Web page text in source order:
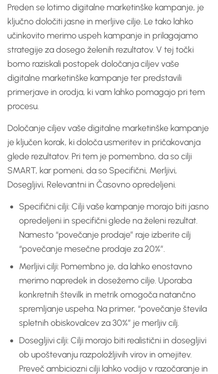
Preden se lotimo digitalne marketinške kampanje, je
ključno določiti jasne in merljive cilje. Le tako lahko
učinkovito merimo uspeh kampanje in prilagajamo
strategije za dosego želenih rezultatov. V tej točki
bomo raziskali postopek določanja ciljev vaše
digitalne marketinške kampanje ter predstavili
primerjave in orodja, ki vam lahko pomagajo pri tem
procesu.
Določanje ciljev vaše digitalne marketinške kampanje
je ključen korak, ki določa usmeritev in pričakovanja
glede rezultatov. Pri tem je pomembno, da so cilji
SMART, kar pomeni, da so Specifični, Merljivi,
Dosegljivi, Relevantni in Časovno opredeljeni.
Specifični cilji: Cilji vaše kampanje morajo biti jasno
opredeljeni in specifični glede na želeni rezultat.
Namesto “povečanje prodaje” raje izberite cilj
“povečanje mesečne prodaje za 20%”.
Merljivi cilji: Pomembno je, da lahko enostavno
merimo napredek in dosežemo cilje. Uporaba
konkretnih številk in metrik omogoča natančno
spremljanje uspeha. Na primer, “povečanje števila
spletnih obiskovalcev za 30%” je merljiv cilj.
Dosegljivi cilji: Cilji morajo biti realistični in dosegljivi
ob upoštevanju razpoložljivih virov in omejitev.
Preveč ambiciozni cilji lahko vodijo v razočaranje in